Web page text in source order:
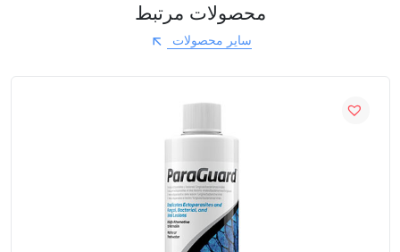
محصولات مرتبط
سایر محصولات